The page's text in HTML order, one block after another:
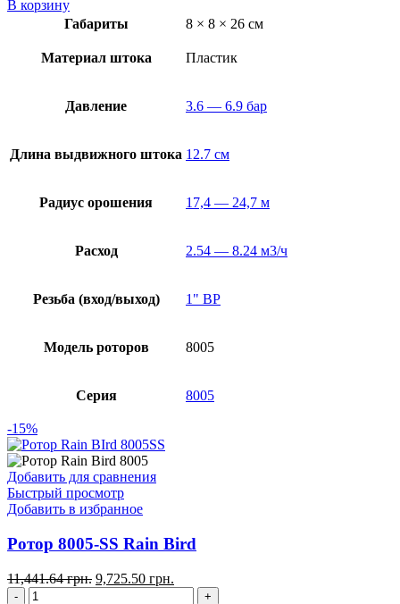
В корзину
Габариты
8 × 8 × 26 см
Материал штока Пластик
Давление 3.6 — 6.9 бар
Длина выдвижного штока 12.7 см
Радиус орошения 17,4 — 24,7 м
Расход 2.54 — 8.24 м3/ч
Резьба (вход/выход) 1" ВР
Модель роторов 8005
Серия 8005
-15%
Добавить для сравнения
Быстрый просмотр
Добавить в избранное
Ротор 8005-SS Rain Bird
11,441.64грн. 9,725.50 грн.